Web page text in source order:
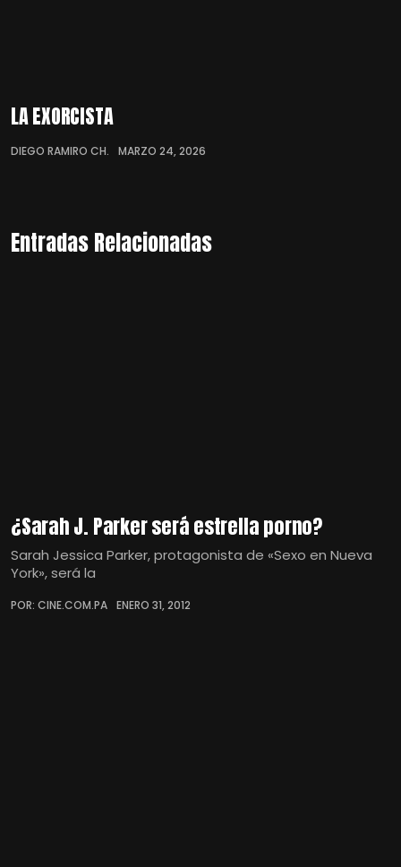
LA EXORCISTA
DIEGO RAMIRO CH. MARZO 24, 2026
Entradas Relacionadas
¿Sarah J. Parker será estrella porno?
Sarah Jessica Parker, protagonista de «Sexo en Nueva
York», será la
POR: CINE.COM.PA ENERO 31, 2012